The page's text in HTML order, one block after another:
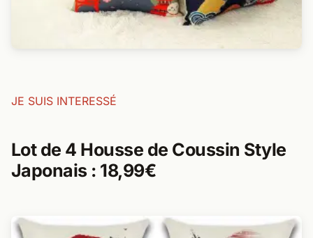
JE SUIS INTERESSÉ
Lot de 4 Housse de Coussin Style
Japonais : 18,99€